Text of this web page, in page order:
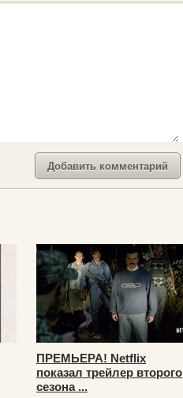
ПРЕМЬЕРА! Netflix
показал трейлер второго
сезона ...